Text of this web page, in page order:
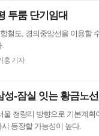
투룸 단기임대
철도, 경의중앙선을 이용할
.
홍 기자
-잠실 잇는 황금노
청량리 방향으로 기본계획
등장할 가능성이 높다.